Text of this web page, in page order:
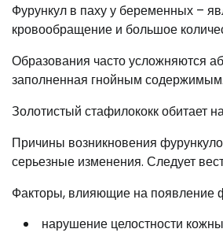
Фурункул в паху у беременных –
кровообращение и большое
Образования часто усложняются
заполненная гнойным содержимым.
Золотистый стафилококк обитает
Причины возникновения
серьезные изменения. Следует
Факторы, влияющие на появление
нарушение целостности